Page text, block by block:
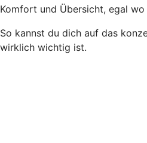
Komfort und Übersicht, egal
So kannst du dich auf das
wirklich